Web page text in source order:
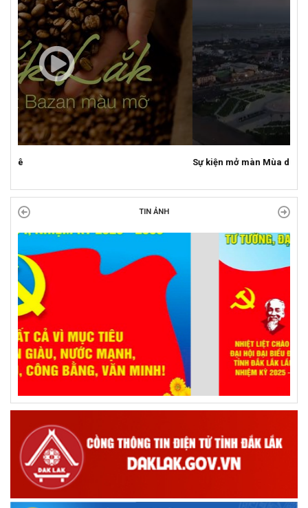
Sự kiện mở màn Mùa du lịch 2026 tại Đắk Lắk
TIN ẢNH